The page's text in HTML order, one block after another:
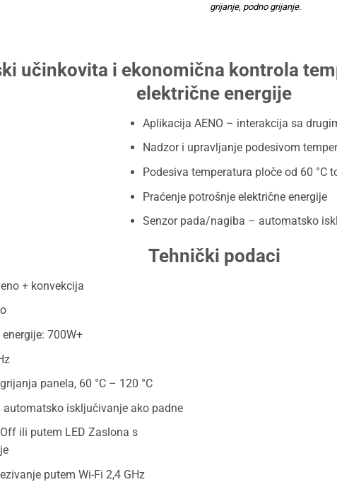
grijanje, podno grijanje.
učinkovita i ekonomična kontrola
električne energije
Aplikacija AENO – interakcija sa
Nadzor i upravljanje podesivom
Podesiva temperatura ploče od 60 °C
Praćenje potrošnje električne energije
Senzor pada/nagiba – automatsko
Tehnički podaci
+ konvekcija
700W+
panela, 60 °C – 120 °C
isključivanje ako padne
ili putem LED Zaslona s
putem Wi-Fi 2,4 GHz